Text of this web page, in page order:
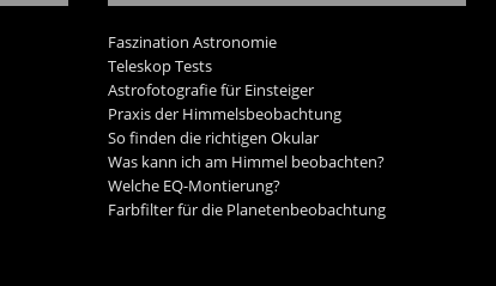
Faszination Astronomie
Teleskop Tests
Astrofotografie für Einsteiger
Praxis der Himmelsbeobachtung
So finden die richtigen Okular
Was kann ich am Himmel beobachten?
Welche EQ-Montierung?
Farbfilter für die Planetenbeobachtung